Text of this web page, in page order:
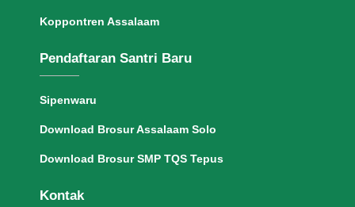
Koppontren Assalaam
Pendaftaran Santri Baru
Sipenwaru
Download Brosur Assalaam Solo
Download Brosur SMP TQS Tepus
Kontak